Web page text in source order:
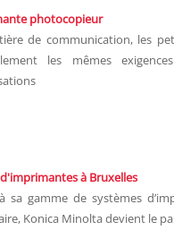
photocopieur
de communication, les
les mêmes
à Bruxelles
sa gamme de systèmes
Konica Minolta devient le